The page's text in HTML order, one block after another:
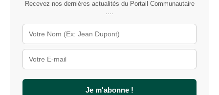
Recevez nos dernières actualités du Portail Communautaire
....
Je m'abonne !